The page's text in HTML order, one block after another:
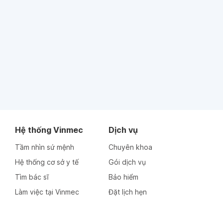
Hệ thống Vinmec
Tầm nhìn sứ mệnh
Hệ thống cơ sở y tế
Tìm bác sĩ
Làm việc tại Vinmec
Dịch vụ
Chuyên khoa
Gói dịch vụ
Bảo hiểm
Đặt lịch hẹn